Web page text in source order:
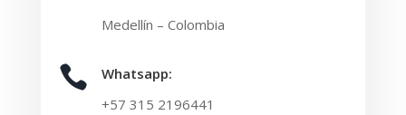
Medellín – Colombia

Whatsapp:
+57 315 2196441